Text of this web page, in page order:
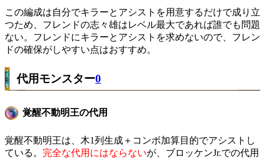
この編成は自分でキラーとアシストを用意するだけで成り立
つため、フレンドの志々雄はレベル最大であれば誰でも問題
ない。フレンドにキラーとアシストを求めないので、フレン
ドの確保がしやすい点はおすすめ。
代用モンスター0
覚醒不動明王の代用
覚醒不動明王は、木1列生成＋コンボ加算目的でアシストし
ている。 完全な代用にはならないが、ブロッケンJr.での代用